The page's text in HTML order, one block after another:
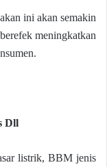
ini akan semakin
meningkatkan
Dll
listrik, BBM jenis